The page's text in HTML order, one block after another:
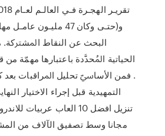
و(ﺣﺘـﻰ وﻛﺎن 47 ﻣﻠﻴـﻮن
اﻟﺒﺤﺚ ﻋﻦ اﻟﻨﻘﺎط اﳌﺸﱰﻛﺔ.
اﻟﺤﻴﺎﺗﻴﺔ اﳌُﺤﺪﱠدة ﺑﺎﻋﺘﺒﺎرﻫﺎ ﻣﻬﻤّﺔ
. ﻓﻤﻦ اﻷﺳﺎﳼّ ﺗﺤﻠﻴﻞ اﳌﺮاﻗﺒﺎت
اﻟﺘﻤﻬﻴﺪﻳﺔ ﻗﺒﻞ إﺟﺮاء اﻻﺧﺘﻴﺎر
تنزيل افضل 10 العاب عربيات
مجانا وسط تصفيق الآلاف من